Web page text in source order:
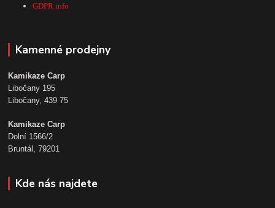
GDPR info
Kamenné prodejny
Kamikaze Carp
Libočany 195
Libočany, 439 75
Kamikaze Carp
Dolní 1566/2
Bruntál, 79201
Kde nás najdete